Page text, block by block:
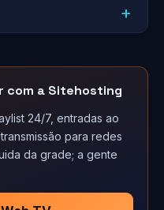
com a Sitehosting
24/7, entradas ao
para redes
da grade; a gente